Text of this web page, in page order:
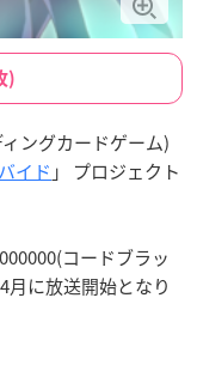
)
ングカードゲーム)
イド 」 プロジェクト
コードブラッ
月に放送開始となり